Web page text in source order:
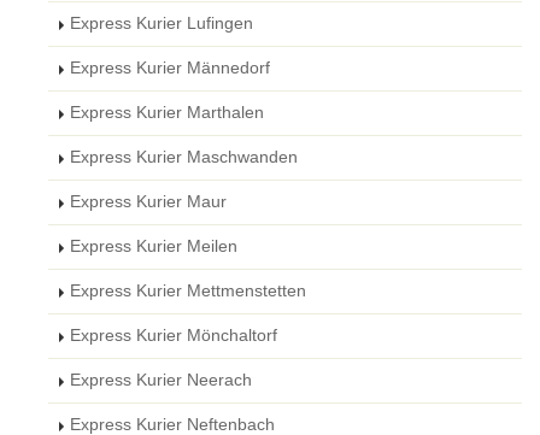
Express Kurier Lufingen
Express Kurier Männedorf
Express Kurier Marthalen
Express Kurier Maschwanden
Express Kurier Maur
Express Kurier Meilen
Express Kurier Mettmenstetten
Express Kurier Mönchaltorf
Express Kurier Neerach
Express Kurier Neftenbach